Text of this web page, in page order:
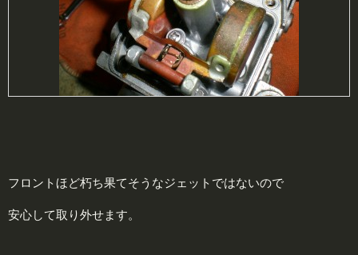
フロントほど朽ち果てそうなジェットではないので
安心して取り外せます。